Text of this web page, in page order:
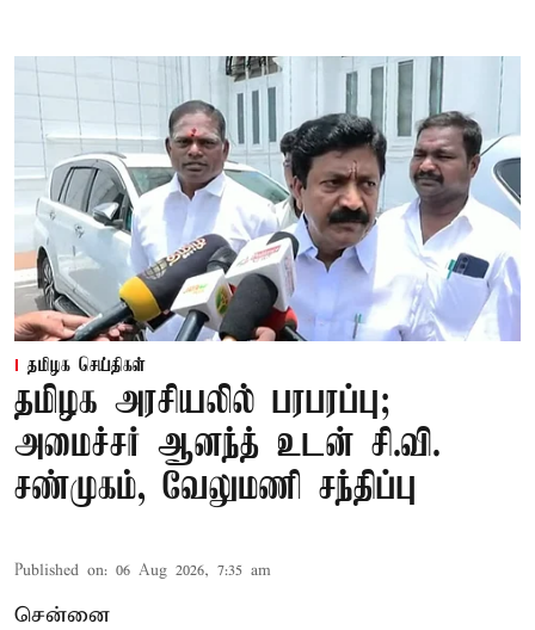
தமிழக செய்திகள்
தமிழக அரசியலில் பரபரப்பு;
அமைச்சர் ஆனந்த் உடன் சி.வி.
சண்முகம், வேலுமணி சந்திப்பு
Published on: 06 Aug 2026, 7:35 am
சென்னை